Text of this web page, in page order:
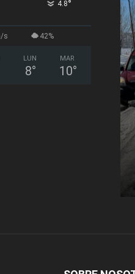
4.8°
s 42%
LUN
8°
MAR
10°